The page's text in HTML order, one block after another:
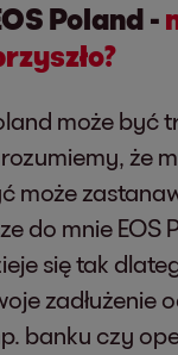
Poland -
może być
że
może
do mnie EOS
się tak
zadłużenie
banku czy